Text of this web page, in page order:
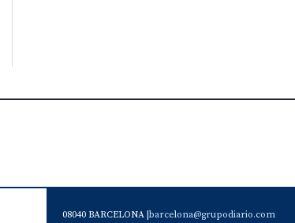
08040 BARCELONA | barcelona@grupodiario.com